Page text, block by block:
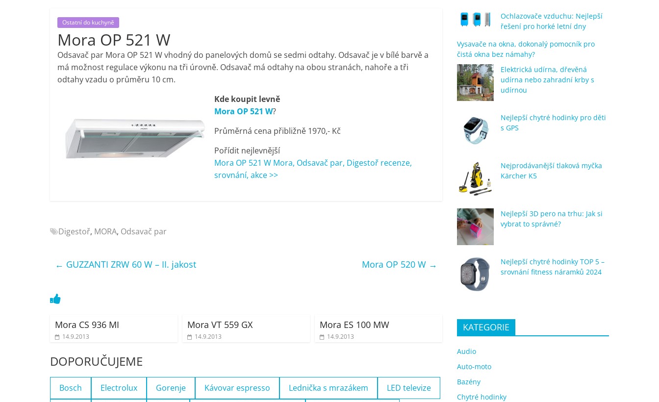
porovnání,
pračky,
televize,
mobilní
telefony,
Nejlepší
Elektro
pračky,
notebooky,
mobilní
kávovary,
Ostatní do kuchyně
Mora OP 521 W
Odsavač par Mora OP 521 W vhodný do panelových domů se sedmi odtahy. Odsavač je v bílé barvě a
má možnost regulace výkonu na tři úrovně. Odsavač má odtahy na obou stranách, nahoře a tři
odtahy vzadu o průměru 10 cm.
Kde koupit levně
Mora OP 521 W?
Průměrná cena přibližně 1970,- Kč
Pořídit nejlevnější
Mora OP 521 W Mora, Odsavač par, Digestoř recenze,
srovnání, akce >>
Digestoř, MORA, Odsavač par
← GUZZANTI ZRW 60 W – II. jakost Mora OP 520 W →
Mora CS 936 MI
14.9.2013
Mora VT 559 GX
14.9.2013
Mora ES 100 MW
14.9.2013
DOPORUČUJEME
Bosch Electrolux Gorenje Kávovar espresso Lednička s mrazákem LED televize
Ochlazovače vzduchu: Nejlepší
řešení pro horké letní dny
Vysavače na okna, dokonalý pomocník pro
čistá okna bez námahy?
Elektrická udírna, dřevěná
udírna nebo zahradní krby s
udírnou
Nejlepší chytré hodinky pro děti
s GPS
Nejprodávanější tlaková myčka
Kärcher K5
Nejlepší 3D pero na trhu: Jak si
vybrat to správné?
Nejlepší chytré hodinky TOP 5 –
srovnání fitness náramků 2024
KATEGORIE
Audio
Auto-moto
Bazény
Chytré hodinky